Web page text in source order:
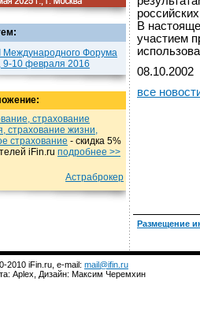
Международного Форума
9-10 февраля 2016
страхование
страхование жизни,
страхование - cкидка 5%
iFin.ru подробнеe >>
Астраброкер
В
участием
08.10.2002
все
Размещение
2010 iFin.ru, e-mail: mail@ifin.ru
Aplex, Дизайн: Максим Черемхин